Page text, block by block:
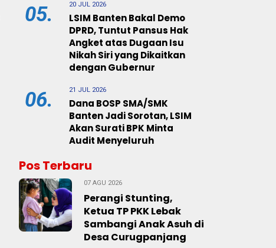
05. 20 JUL 2026
LSIM Banten Bakal Demo
DPRD, Tuntut Pansus Hak
Angket atas Dugaan Isu
Nikah Siri yang Dikaitkan
dengan Gubernur
06. 21 JUL 2026
Dana BOSP SMA/SMK
Banten Jadi Sorotan, LSIM
Akan Surati BPK Minta
Audit Menyeluruh
Pos Terbaru
07 AGU 2026
Perangi Stunting,
Ketua TP PKK Lebak
Sambangi Anak Asuh di
Desa Curugpanjang